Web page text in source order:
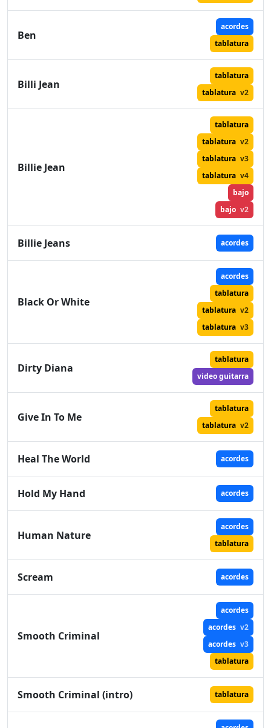
Ben
acordes
tablatura
Billi Jean
tablatura
tablatura v2
Billie Jean
tablatura
tablatura v2
tablatura v3
tablatura v4
bajo
bajo v2
Billie Jeans acordes
Black Or White
acordes
tablatura
tablatura v2
tablatura v3
Dirty Diana
tablatura
video guitarra
Give In To Me
tablatura
tablatura v2
Heal The World acordes
Hold My Hand acordes
Human Nature
acordes
tablatura
Scream acordes
Smooth Criminal
acordes
acordes v2
acordes v3
tablatura
Smooth Criminal (intro) tablatura